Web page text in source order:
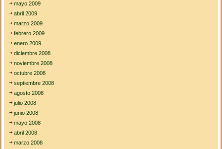
mayo 2009
abril 2009
marzo 2009
febrero 2009
enero 2009
diciembre 2008
noviembre 2008
octubre 2008
septiembre 2008
agosto 2008
julio 2008
junio 2008
mayo 2008
abril 2008
marzo 2008